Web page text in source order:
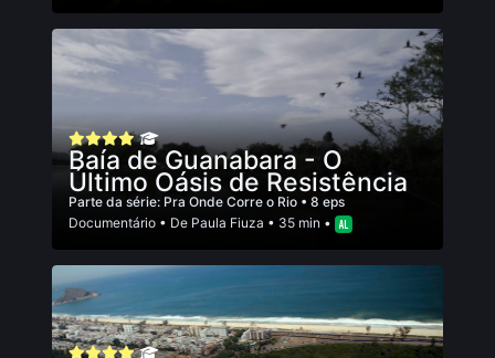
Baía de Guanabara - O
Último Oásis de Resistência
Parte da série: Pra Onde Corre o Rio • 8 eps
Documentário • De Paula Fiuza • 35 min •